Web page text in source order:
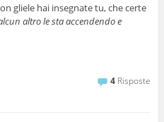
gliele hai insegnate tu, che certe
altro le sta accendendo e
4 Risposte